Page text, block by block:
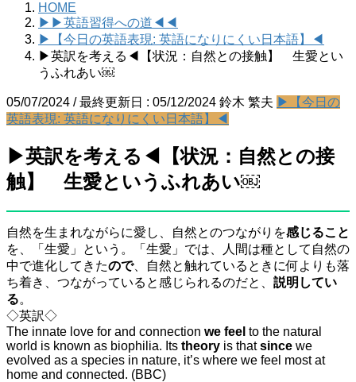
HOME
▶▶英語習得への道◀◀
▶【今日の英語表現: 英語になりにくい日本語】◀
▶英訳を考える◀【状況：自然との接触】 生愛とい
うふれあい￼
05/07/2024 / 最終更新日 : 05/12/2024 鈴木 繁夫 ▶【今日の
英語表現: 英語になりにくい日本語】◀
▶英訳を考える◀【状況：自然との接
触】 生愛というふれあい￼
自然を生まれながらに愛し、自然とのつながりを感じること
を、「生愛」という。「生愛」では、人間は種として自然の
中で進化してきたので、自然と触れているときに何よりも落
ち着き、つながっていると感じられるのだと、 説明してい
る。
◇英訳◇
The innate love for and connection we feel to the natural
world is known as biophilia. Its theory is thatsince we
evolved as a species in nature, it’s where we feel most at
home and connected. (BBC)